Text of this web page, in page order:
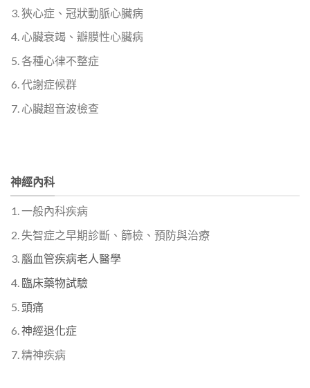
狹心症、冠狀動脈心臟病
心臟衰竭、瓣膜性心臟病
各種心律不整症
代謝症候群
心臟超音波檢查
神經內科
一般內科疾病
失智症之早期診斷、篩檢、預防與治療
腦血管疾病老人醫學
臨床藥物試驗
頭痛
神經退化症
精神疾病